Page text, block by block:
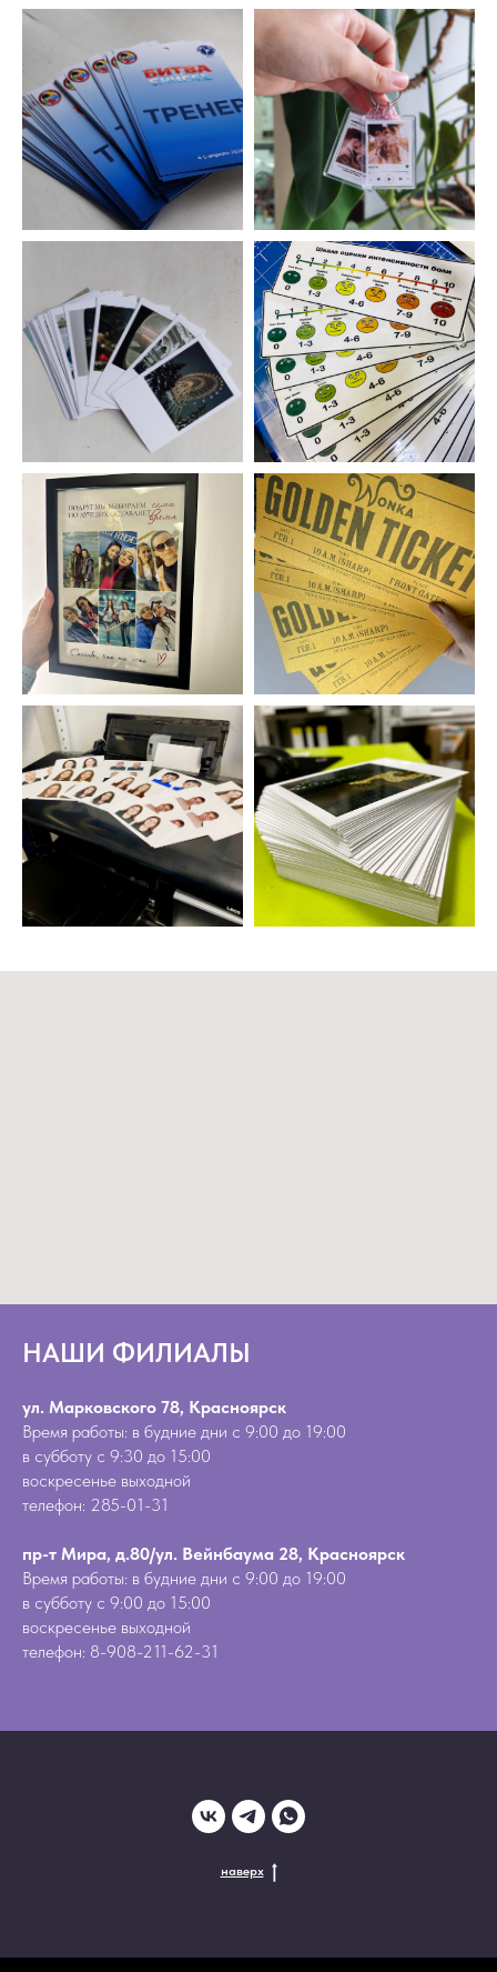
НАШИ ФИЛИАЛЫ
ул. Марковского 78, Красноярск
Время работы: в будние дни с 9:00 до 19:00
в субботу с 9:30 до 15:00
воскресенье выходной
телефон: 285-01-31
пр-т Мира, д.80/ул. Вейнбаума 28, Красноярск
Время работы: в будние дни с 9:00 до 19:00
в субботу с 9:00 до 15:00
воскресенье выходной
телефон: 8-908-211-62-31
наверх